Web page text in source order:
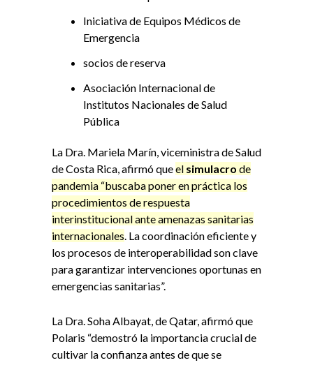
Iniciativa de Equipos Médicos de
Emergencia
socios de reserva
Asociación Internacional de
Institutos Nacionales de Salud
Pública
La Dra. Mariela Marín, viceministra de Salud
de Costa Rica, afirmó queel simulacro de
pandemia “buscaba poner en práctica los
procedimientos de respuesta
interinstitucional ante amenazas sanitarias
internacionales. La coordinación eficiente y
los procesos de interoperabilidad son clave
para garantizar intervenciones oportunas en
emergencias sanitarias”.
La Dra. Soha Albayat, de Qatar, afirmó que
Polaris “demostró la importancia crucial de
cultivar la confianza antes de que se